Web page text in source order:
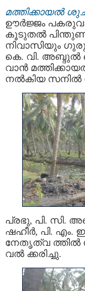
മത്തിക്കായൽ
ഊർജ്ജം
കൂടുതൽ പിന്തുണ
നിവാസിയും
കെ. വി. അബ്ദുൽ
വാൻ
നൽകിയ സനിൽ
പ്രഭു, പി. സി.
ഷഹീർ, പി. എം.
നേതൃത്വ ത്തിൽ
വൽ ക്കരിച്ചു.